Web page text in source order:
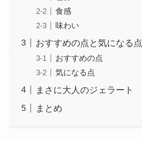
食感
味わい
おすすめの点と気になる点
おすすめの点
気になる点
まさに大人のジェラート
まとめ